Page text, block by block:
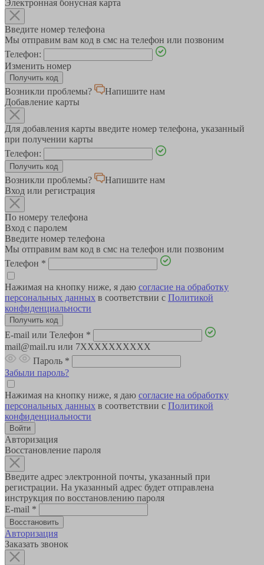
Электронная бонусная карта
Введите номер телефона
Мы отправим вам код в смс на телефон или позвоним
Телефон:
Изменить номер
Возникли проблемы?
Напишите нам
Добавление карты
Для добавления карты введите номер телефона, указанный
при получении карты
Телефон:
Возникли проблемы?
Напишите нам
Вход или регистрация
По номеру телефона
Вход с паролем
Введите номер телефона
Мы отправим вам код в смс на телефон или позвоним
Телефон *
Нажимая на кнопку ниже, я даю согласие на обработку
персональных данных в соответствии с Политикой
конфиденциальности
E-mail или Телефон *
mail@mail.ru или 7XXXXXXXXXX
Пароль *
Забыли пароль?
Нажимая на кнопку ниже, я даю согласие на обработку
персональных данных в соответствии с Политикой
конфиденциальности
Авторизация
Восстановление пароля
Введите адрес электронной почты, указанный при
регистрации. На указанный адрес будет отправлена
инструкция по восстановлению пароля
E-mail *
Авторизация
Заказать звонок